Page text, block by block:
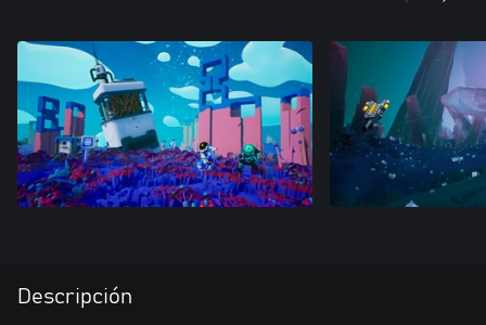
Descripción